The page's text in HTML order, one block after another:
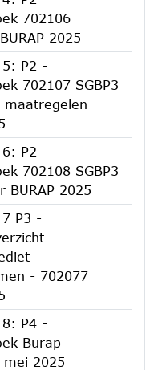
702106
2025
P2 -
702107 SGBP3
maatregelen
P2 -
702108 SGBP3
BURAP 2025
P3 -
- 702077
P4 -
Burap
mei 2025